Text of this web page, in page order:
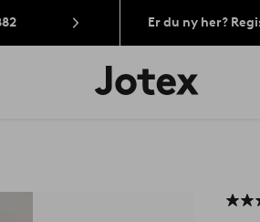
Er du ny her?
Jotex
logo